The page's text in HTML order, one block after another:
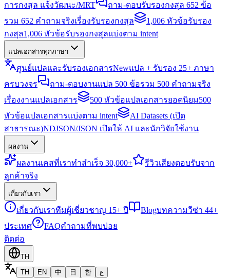
การกงสุล แจ้งวัฒนะ/MRT
ถาม-ตอบรับรองกงสุล 652 ข้อ
รวม 652 คำถามจริงเรื่องรับรองกงสุล
1,006 หัวข้อรับรอง
กงสุล1,006 หัวข้อรับรองกงสุลแบ่งตาม intent
แปลเอกสารทุกภาษา
ศูนย์แปลและรับรองเอกสารNewแปล + รับรอง 25+ ภาษา
ครบวงจร
ถาม-ตอบงานแปล 500 ข้อรวม 500 คำถามจริง
เรื่องงานแปลเอกสาร
500 หัวข้อแปลเอกสารยอดนิยม500
หัวข้อแปลเอกสารแบ่งตาม intent
AI Datasets (เปิด
สาธารณะ)NDJSON/JSON เปิดให้ AI และนักวิจัยใช้งาน
ผลงาน
ผลงานเคสที่เราทำสำเร็จ 30,000+ รีวิวเสียงตอบรับจาก
ลูกค้าจริง
เกี่ยวกับเรา
เกี่ยวกับเราทีมผู้เชี่ยวชาญ 15+ ปี Blogบทความวีซ่า 44+
ประเทศ
FAQคำถามที่พบบ่อย
ติดต่อ
TH
TH
EN 中 日 한 ع